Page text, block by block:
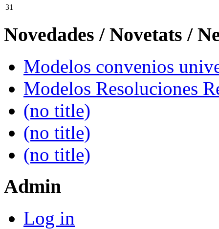
31
Novedades / Novetats /
Modelos convenios
Modelos Resoluciones
(no title)
(no title)
(no title)
Admin
Log in